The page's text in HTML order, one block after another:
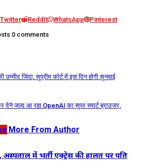
Twitter ReddIt WhatsApp
Pinterest
0 comments
उम्मीद जिंदा, सुप्रीम कोर्ट में इस दिन होगी सुनवाई
जल्द आ रहा OpenAI का सुपर स्मार्ट ब्राउजर,
More From Author
में भर्ती एक्ट्रेस की हालत पर पति